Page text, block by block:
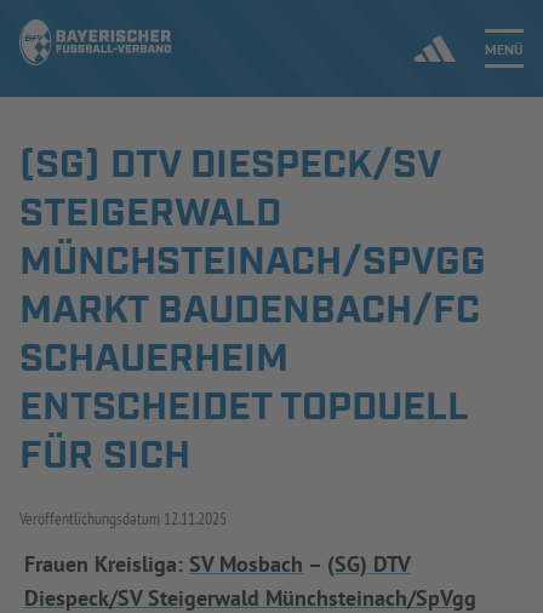
MENÜ
Jetzt einloggen
ERGEBNISSE & WETTBEWERBE
NEUIGKEITEN
SPIELBETRIEB & VERBANDSLEBEN
AUSBILDUNG & FÖRDERUNG
DER VERBAND
INFOTHEK SPIELPLUS
(SG) DTV DIESPECK/SV
STEIGERWALD
MÜNCHSTEINACH/SPVGG
MARKT BAUDENBACH/FC
SCHAUERHEIM
ENTSCHEIDET TOPDUELL
FÜR SICH
Veröffentlichungsdatum 12.11.2025
Frauen Kreisliga: SV Mosbach – (SG) DTV
Diespeck/SV Steigerwald Münchsteinach/SpVgg